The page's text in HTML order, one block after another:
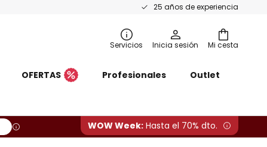
25 años de experiencia
Mi cesta
Servicios Inicia sesión
OFERTAS Profesionales Outlet
WOW Week: Hasta el 70% dto.